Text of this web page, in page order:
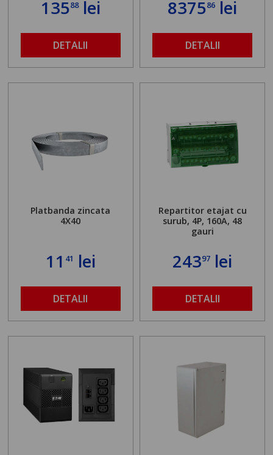
13588lei
DETALII
837586 lei
DETALII
Platbanda zincata
4X40
11 41 lei
DETALII
Repartitor etajat cu
surub, 4P, 160A, 48
gauri
24397 lei
DETALII